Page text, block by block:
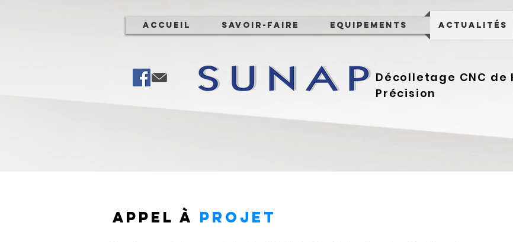
Accueil Savoir-Faire Equipements Actualités
Décolletage CNC de
Précision
Appel à projet